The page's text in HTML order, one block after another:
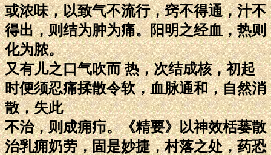
或浓味，以致气不流行，窍不得通，汁不
得出，则结为肿为痛。阳明之经血，热则
化为脓。
又有儿之口气吹而 热，次结成核，初起
时便须忍痛揉散令软，血脉通和，自然消
散，失此
不治，则成痈疖。《精要》以神效栝蒌散
治乳痈奶劳，固是妙捷，村落之处，药恐